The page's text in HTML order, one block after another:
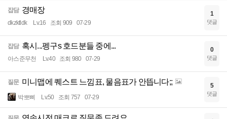
잡담 경매장
dkzktldk Lv.16 조회 909 07-29
1
댓글
잡담 혹시...펭구s 호드분들 중에...
아스준무천 Lv.40 조회 980 07-29
0
댓글
질문 미니맵에 퀘스트 느낌표, 물음표가 안뜹니다;;
박뽀삐 Lv.50 조회 757 07-29
5
댓글